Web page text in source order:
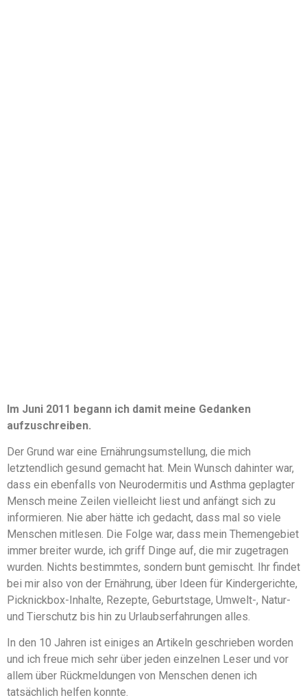
Im Juni 2011 begann ich damit meine Gedanken
aufzuschreiben.
Der Grund war eine Ernährungsumstellung, die mich
letztendlich gesund gemacht hat. Mein Wunsch dahinter war,
dass ein ebenfalls von Neurodermitis und Asthma geplagter
Mensch meine Zeilen vielleicht liest und anfängt sich zu
informieren. Nie aber hätte ich gedacht, dass mal so viele
Menschen mitlesen. Die Folge war, dass mein Themengebiet
immer breiter wurde, ich griff Dinge auf, die mir zugetragen
wurden. Nichts bestimmtes, sondern bunt gemischt. Ihr findet
bei mir also von der Ernährung, über Ideen für Kindergerichte,
Picknickbox-Inhalte, Rezepte, Geburtstage, Umwelt-, Natur-
und Tierschutz bis hin zu Urlaubserfahrungen alles.
In den 10 Jahren ist einiges an Artikeln geschrieben worden
und ich freue mich sehr über jeden einzelnen Leser und vor
allem über Rückmeldungen von Menschen denen ich
tatsächlich helfen konnte.